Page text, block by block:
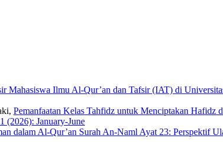
Mahasiswa Ilmu Al-Qur’an dan Tafsir (IAT) di
Pemanfaatan Kelas Tahfidz untuk Menciptakan Hafidz
(2026): January-June
dalam Al-Qur’an Surah An-Naml Ayat 23: Perspektif